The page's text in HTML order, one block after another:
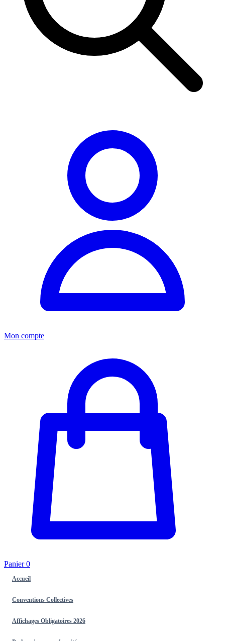
Mon compte
Panier0
Accueil
Conventions Collectives
Affichages Obligatoires 2026